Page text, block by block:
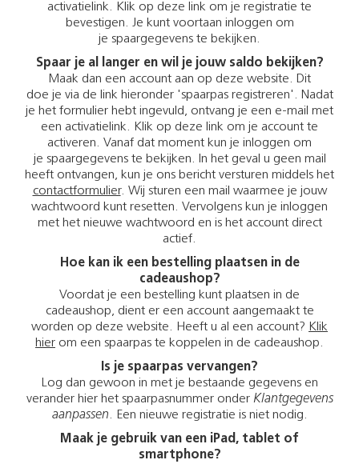
activatielink. Klik op deze link om je registratie te
bevestigen. Je kunt voortaan inloggen om
je spaargegevens te bekijken.
Spaar je al langer en wil je jouw saldo bekijken?
Maak dan een account aan op deze website. Dit
doe je via de link hieronder 'spaarpas registreren'. Nadat
je het formulier hebt ingevuld, ontvang je een e-mail met
een activatielink. Klik op deze link om je account te
activeren. Vanaf dat moment kun je inloggen om
je spaargegevens te bekijken. In het geval u geen mail
heeft ontvangen, kun je ons bericht versturen middels het
contactformulier. Wij sturen een mail waarmee je jouw
wachtwoord kunt resetten. Vervolgens kun je inloggen
met het nieuwe wachtwoord en is het account direct
actief.
Hoe kan ik een bestelling plaatsen in de
cadeaushop?
Voordat je een bestelling kunt plaatsen in de
cadeaushop, dient er een account aangemaakt te
worden op deze website. Heeft u al een account? Klik
hier om een spaarpas te koppelen in de cadeaushop.
Is je spaarpas vervangen?
Log dan gewoon in met je bestaande gegevens en
verander hier het spaarpasnummer onder Klantgegevens
aanpassen. Een nieuwe registratie is niet nodig.
Maak je gebruik van een iPad, tablet of
smartphone?